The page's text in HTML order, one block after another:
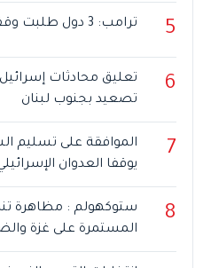
5 ترامب: 3 دول طلبت وقف ضربة قاصمة لإيران
6
تعليق محادثات
تصعيد بجنوب لبنان
7
الموافقة على تسليم
يوقفا العدوان
8
ستوكهولم : مظاهرة
المستمرة على غزة